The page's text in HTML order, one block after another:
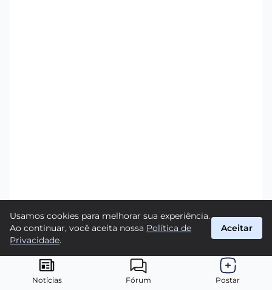
Notícias Fórum Postar
Usamos cookies para melhorar sua experiência.
Ao continuar, você aceita nossa Política de
Privacidade.
Aceitar